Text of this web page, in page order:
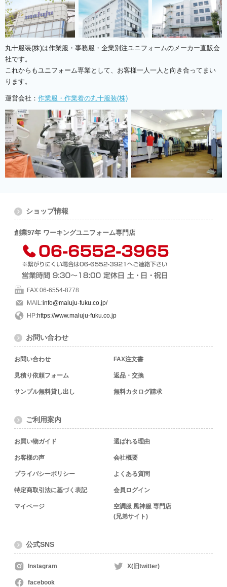
丸十服装(株)は作業服・事務服・企業別注ユニフォームのメーカー直販会
社です。
これからもユニフォーム専業として、お客様一人一人と向き合ってまい
ります。
運営会社： 作業服・作業着の丸十服装(株)
ショップ情報
創業97年 ワーキングユニフォーム専門店
FAX:06-6554-8778
MAIL:info@maluju-fuku.co.jp/
HP:https://www.maluju-fuku.co.jp
お問い合わせ
お問い合わせ FAX注文書
見積り依頼フォーム 返品・交換
サンプル無料貸し出し 無料カタログ請求
ご利用案内
お買い物ガイド 選ばれる理由
お客様の声 会社概要
プライバシーポリシー よくある質問
特定商取引法に基づく表記 会員ログイン
マイページ
空調服 風神服 専門店
(兄弟サイト)
公式SNS
Instagram X(旧twitter)
facebook